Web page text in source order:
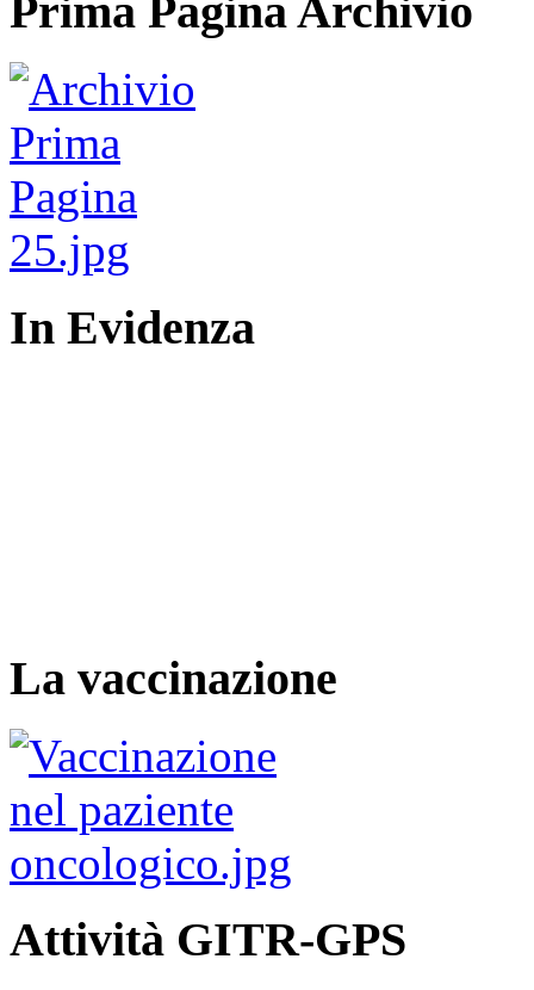
Prima Pagina Archivio
In Evidenza
La vaccinazione
Attività GITR-GPS